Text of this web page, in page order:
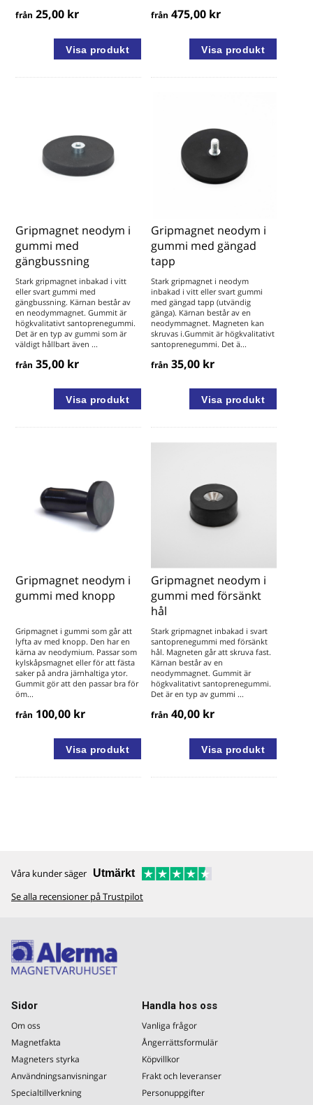
från 25,00 kr från 475,00 kr
Gripmagnet neodym i
gummi med
gängbussning
Stark gripmagnet inbakad i vitt
eller svart gummi med
gängbussning. Kärnan består av
en neodymmagnet. Gummit är
högkvalitativt santoprenegummi.
Det är en typ av gummi som är
väldigt hållbart även ...
från 35,00 kr
Gripmagnet neodym i
gummi med gängad
tapp
Stark gripmagnet i neodym
inbakad i vitt eller svart gummi
med gängad tapp (utvändig
gänga). Kärnan består av en
neodymmagnet. Magneten kan
skruvas i.Gummit är högkvalitativt
santoprenegummi. Det ä...
från 35,00 kr
Gripmagnet neodym i
gummi med knopp
Gripmagnet i gummi som går att
lyfta av med knopp. Den har en
kärna av neodymium. Passar som
kylskåpsmagnet eller för att fästa
saker på andra järnhaltiga ytor.
Gummit gör att den passar bra för
öm...
från 100,00 kr
Gripmagnet neodym i
gummi med försänkt
hål
Stark gripmagnet inbakad i svart
santoprenegummi med försänkt
hål. Magneten går att skruva fast.
Kärnan består av en
neodymmagnet. Gummit är
högkvalitativt santoprenegummi.
Det är en typ av gummi ...
från 40,00 kr
Våra kunder säger Utmärkt
Se alla recensioner på Trustpilot
Sidor
Om oss
Magnetfakta
Magneters styrka
Användningsanvisningar
Specialtillverkning
Handla hos oss
Vanliga frågor
Ångerrättsformulär
Köpvillkor
Frakt och leveranser
Personuppgifter